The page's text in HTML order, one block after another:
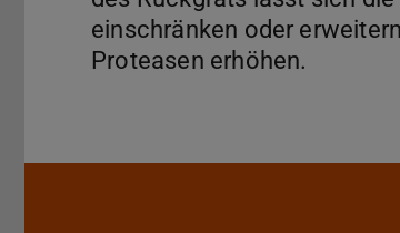
einschränken oder
Proteasen erhöhen.